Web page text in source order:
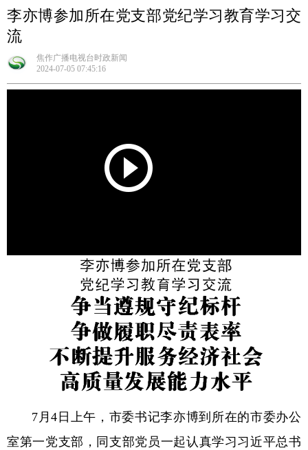
李亦博参加所在党支部党纪学习教育学习交
流
焦作广播电视台时政新闻
2024-07-05 07:45:16
Video
7月4日上午，市委书记李亦博到所在的市委办公
室第一党支部，同支部党员一起认真学习习近平总书